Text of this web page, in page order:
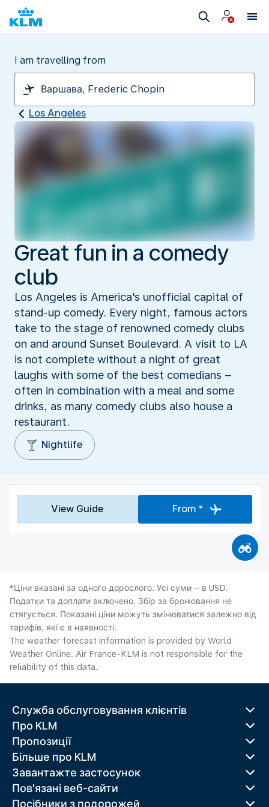
I am travelling from
Los Angeles
Great fun in a comedy
club
Los Angeles is America's unofficial capital of
stand-up comedy. Every night, famous actors
take to the stage of renowned comedy clubs
on and around Sunset Boulevard. A visit to LA
is not complete without a night of great
laughs with some of the best comedians –
often in combination with a meal and some
drinks, as many comedy clubs also house a
restaurant.
Nightlife
View Guide From *
*Ціни вказані за одного дорослого. Усі суми – в USD.
Податки та доплати включено. Збір за бронювання не
стягується. Показані ціни можуть змінюватися залежно від
тарифів, які є в наявності.
The weather forecast information is provided by World
Weather Online. Air France-KLM is not responsible for the
reliability of this data.
Служба обслуговування клієнтів
Про KLM
Пропозиції
Більше про KLM
Завантажте застосунок
Пов'язані веб-сайти
Посібники з подорожей